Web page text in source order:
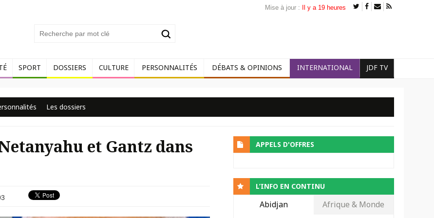
Mise à jour : Il y a 19 heures
SPORT DOSSIERS CULTURE PERSONNALITÉS DÉBATS & OPINIONS INTERNATIONAL JDF TV
Les dossiers
et Gantz dans
APPELS D'OFFRES
L’INFO EN CONTINU
Abidjan Afrique & Monde